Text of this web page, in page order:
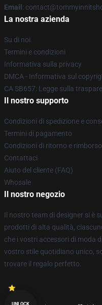
Email :
La nostra azienda
Su di noi
Termini e condizioni
Informativa sulla privacy
DMCA - Informativa sul
CA SB657: Legge sulla
Il nostro supporto
Condizioni di spedizione e
Termini di pagamento
Condizioni di ritorno e rimborso
Contattaci
Aiuto del cliente (FAQ)
Whosale
Il nostro negozio
Il nostro team di designer si è
prodotti di alta qualità,
che i vostri accessori di moda
vostro stile quotidiano unico,
trovare il regalo perfetto.
UNLOCK